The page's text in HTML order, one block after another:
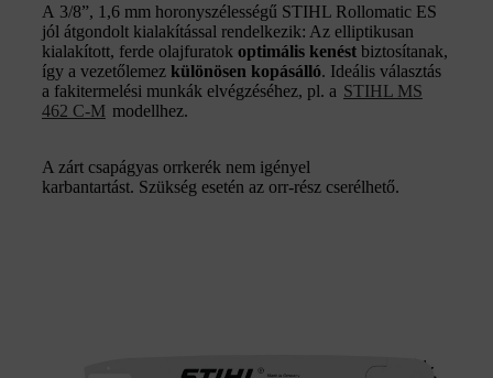
A 3/8”, 1,6 mm horonyszélességű STIHL Rollomatic ES
jól átgondolt kialakítással rendelkezik: Az elliptikusan
kialakított, ferde olajfuratok optimális kenést biztosítanak,
így a vezetőlemez különösen kopásálló. Ideális választás
a fakitermelési munkák elvégzéséhez, pl. a STIHL MS
462 C-M modellhez.
A zárt csapágyas orrkerék nem igényel
karbantartást. Szükség esetén az orr-rész cserélhető.